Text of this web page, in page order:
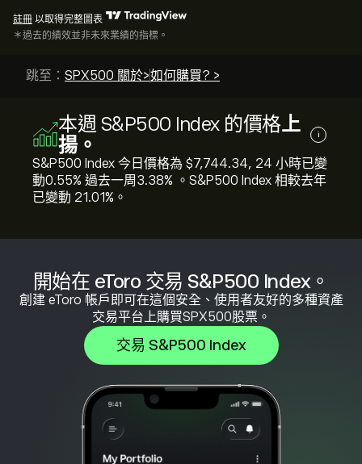
開始在 eToro 交易 S&P500 Index。
創建 eToro 帳戶即可在這個安全、使用者友好的多種資產
交易平台上購買SPX500股票。
交易 S&P500 Index
註冊 以取得完整圖表
＊過去的績效並非未來業績的指標。
跳至： SPX500 關於>如何購買? >
本週 S&P500 Index 的價格上
揚。
i
S&P500 Index 今日價格為 ‎$‎7,744.34, 24 小時已變
動‎0.55‎% 過去一周‎3.38‎% 。S&P500 Index 相較去年
已變動 ‎21.01‎%。